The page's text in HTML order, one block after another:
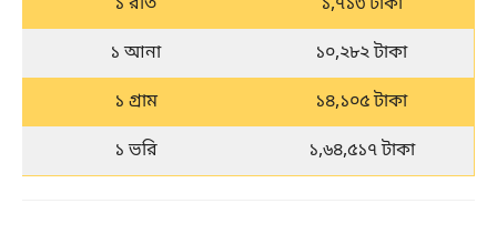
১ আনা
১০,২৮২ টাকা
১ গ্রাম
১৪,১০৫ টাকা
১ ভরি
১,৬৪,৫১৭ টাকা